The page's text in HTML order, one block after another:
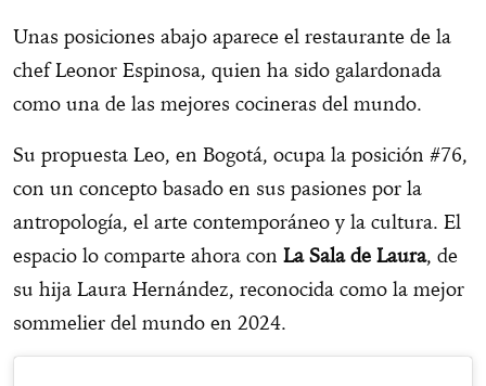
Unas posiciones abajo aparece el restaurante de la
chef Leonor Espinosa, quien ha sido galardonada
como una de las mejores cocineras del mundo.
Su propuesta Leo, en Bogotá, ocupa la posición #76,
con un concepto basado en sus pasiones por la
antropología, el arte contemporáneo y la cultura. El
espacio lo comparte ahora con La Sala de Laura, de
su hija Laura Hernández, reconocida como la mejor
sommelier del mundo en 2024.